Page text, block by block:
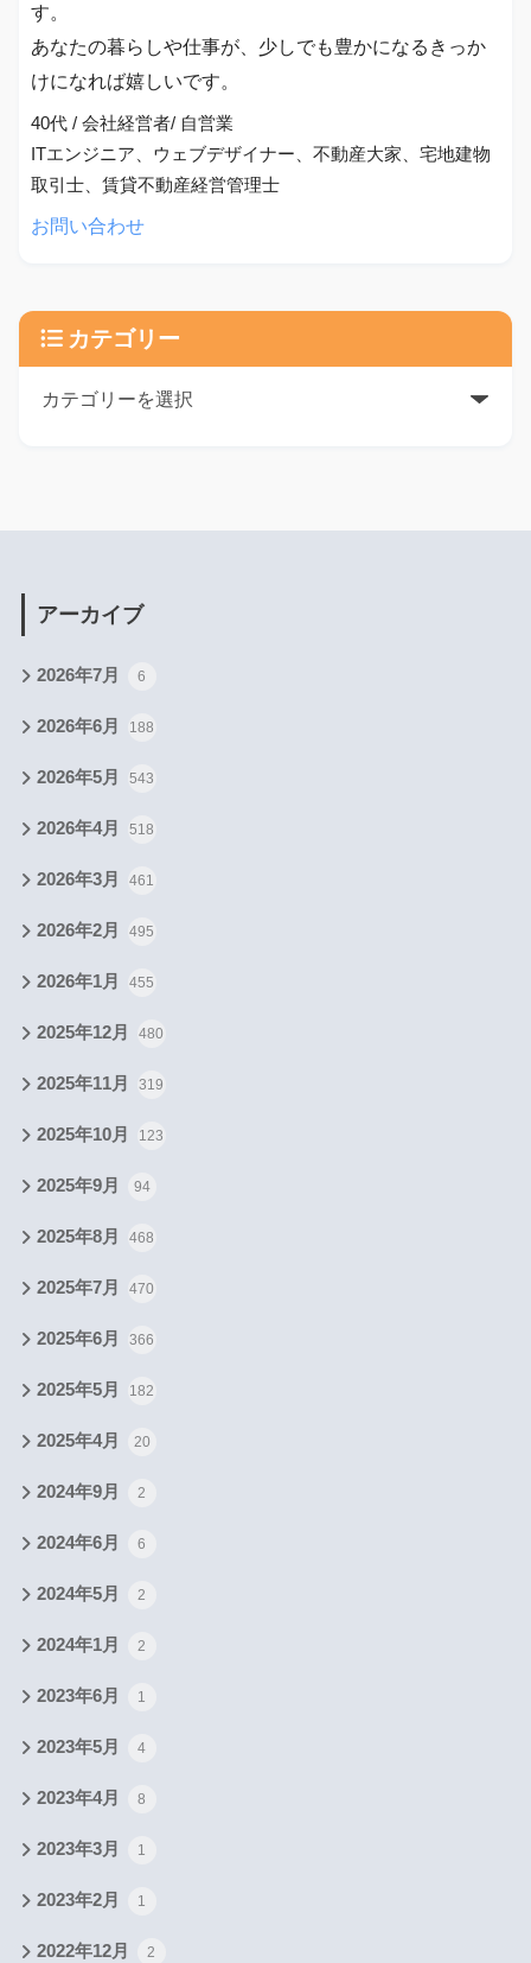
す。
あなたの暮らしや仕事が、少しでも豊かになるきっか
けになれば嬉しいです。
40代 / 会社経営者/ 自営業
ITエンジニア、ウェブデザイナー、不動産大家、宅地建物
取引士、賃貸不動産経営管理士
お問い合わせ
カテゴリー
アーカイブ
2026年7月 6
2026年6月 188
2026年5月 543
2026年4月 518
2026年3月 461
2026年2月 495
2026年1月 455
2025年12月 480
2025年11月 319
2025年10月 123
2025年9月 94
2025年8月 468
2025年7月 470
2025年6月 366
2025年5月 182
2025年4月 20
2024年9月 2
2024年6月 6
2024年5月 2
2024年1月 2
2023年6月 1
2023年5月 4
2023年4月 8
2023年3月 1
2023年2月 1
2022年12月 2